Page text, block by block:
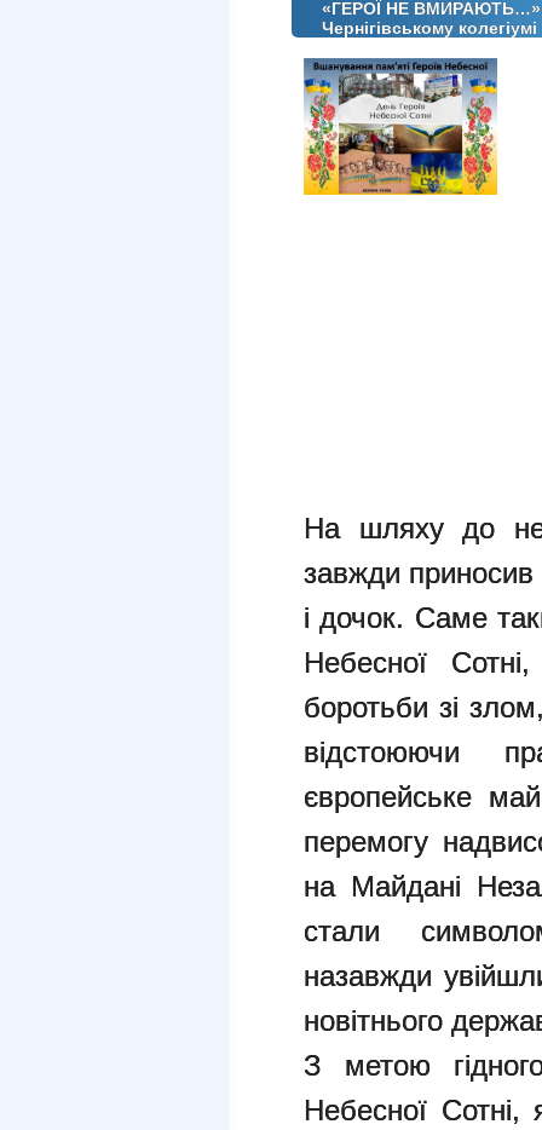
«ГЕРОЇ НЕ ВМИРАЮТЬ…»
Чернігівському
На шляху до
завжди приносив
і дочок. Саме
Небесної
боротьби зі
відстоюючи
європейське
перемогу
на Майдані
стали
назавжди
новітнього
З метою
Небесної Сотні,